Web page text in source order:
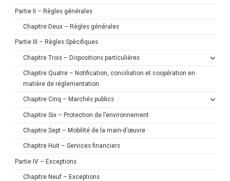
Partie II – Règles générales
Chapitre Deux – Règles générales
Partie III – Règles Spècifiques
Chapitre Trois – Dispositions particulières
Chapitre Quatre – Notification, conciliation et coopération en
matière de réglementation
Chapitre Cinq – Marchés publics
Chapitre Six – Protection de l’environnement
Chapitre Sept – Mobilité de la main-d’œuvre
Chapitre Huit – Services financiers
Partie IV – Exceptions
Chapitre Neuf – Exceptions